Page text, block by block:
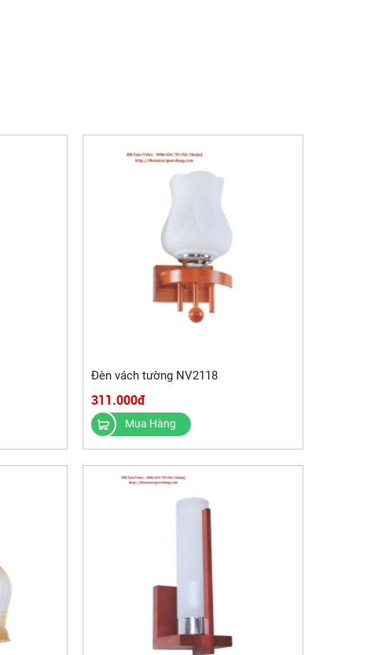
Đèn vách tường NV2118
311.000đ
Mua Hàng